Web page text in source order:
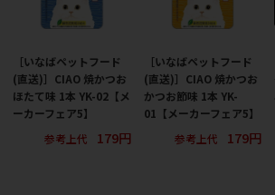
［いなばペットフード
(直送)］CIAO 焼かつお
ほたて味 1本 YK-02【メ
ーカーフェア5】
参考上代
179円
［いなばペットフード
(直送)］CIAO 焼かつお
かつお節味 1本 YK-
01【メーカーフェア5】
参考上代
179円